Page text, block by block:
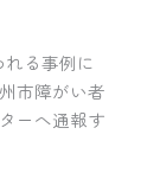
る事例に
市障がい者
ーへ通報す